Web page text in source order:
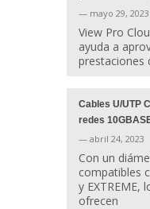
— mayo 29, 2023
View Pro
ayuda a
prestaciones
Cables U/UTP
redes
— abril 24, 2023
Con un
compatibles
y EXTREME,
ofrecen